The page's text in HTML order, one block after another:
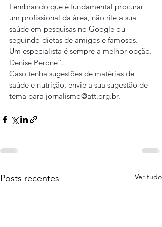
Lembrando que é fundamental procurar
um profissional da área, não rife a sua
saúde em pesquisas no Google ou
seguindo dietas de amigos e famosos.
Um especialista é sempre a melhor opção.
Denise Perone”.
Caso tenha sugestões de matérias de
saúde e nutrição, envie a sua sugestão de
tema para jornalismo@att.org.br.
Posts recentes Ver tudo